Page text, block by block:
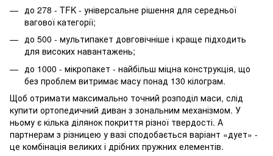
до 278 - TFK - універсальне рішення для середньої
вагової категорії;
до 500 - мультипакет довговічніше і краще підходить
для високих навантажень;
до 1000 - мікропакет - найбільш міцна конструкція, що
без проблем витримає масу понад 130 кілограм.
Щоб отримати максимально точний розподіл маси, слід
купити ортопедичний диван з зональним механізмом. У
ньому є кілька ділянок покриття різної твердості. А
партнерам з різницею у вазі сподобається варіант «дует» -
це комбінація великих і дрібних пружних елементів.